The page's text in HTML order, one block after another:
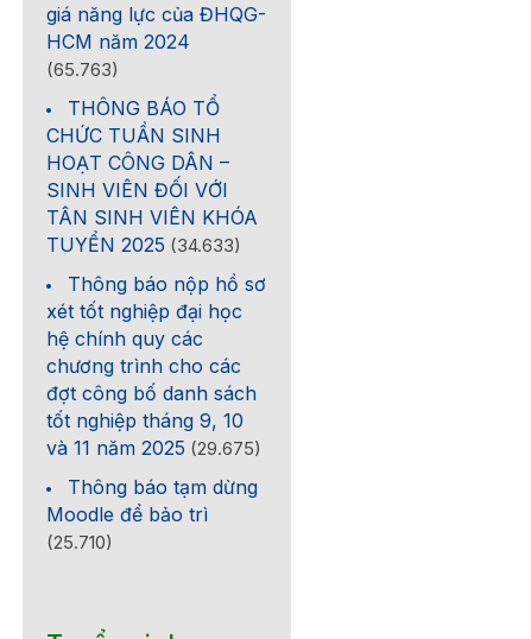
giá năng lực của ĐHQG-
HCM năm 2024
(65.763)
THÔNG BÁO TỔ
CHỨC TUẦN SINH
HOẠT CÔNG DÂN –
SINH VIÊN ĐỐI VỚI
TÂN SINH VIÊN KHÓA
TUYỂN 2025 (34.633)
Thông báo nộp hồ sơ
xét tốt nghiệp đại học
hệ chính quy các
chương trình cho các
đợt công bố danh sách
tốt nghiệp tháng 9, 10
và 11 năm 2025 (29.675)
Thông báo tạm dừng
Moodle để bảo trì
(25.710)